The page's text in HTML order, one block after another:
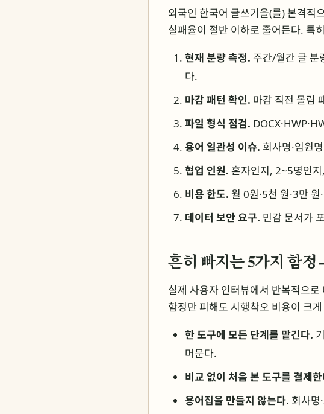
외국인 한국어 글쓰기을(를) 본격적
실패율이 절반 이하로 줄어든다. 특
현재 분량 측정. 주간/월간 글 분
다.
마감 패턴 확인. 마감 직전 몰림
파일 형식 점검.
용어 일관성 이슈. 회사명·임원
협업 인원. 혼자인지, 2~5명인
비용 한도. 월 0원·5천 원·3만
데이터 보안 요구. 민감 문서가
흔히 빠지는 5가지 함
실제 사용자 인터뷰에서 반복적으
함정만 피해도 시행착오 비용이 크
한 도구에 모든 단계를 맡긴다.
머문다.
비교 없이 처음 본 도구를 결제
용어집을 만들지 않는다. 회사명